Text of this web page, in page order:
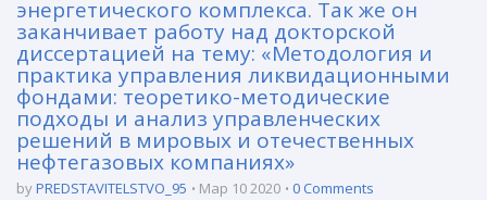
энергетического комплекса. Так же он
заканчивает работу над докторской
диссертацией на тему: «Методология и
практика управления ликвидационными
фондами: теоретико-методические
подходы и анализ управленческих
решений в мировых и отечественных
нефтегазовых компаниях»
byPREDSTAVITELSTVO_95 Мар 10 2020 0 Comments